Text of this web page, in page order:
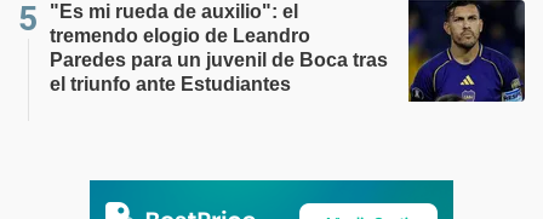
"Es mi rueda de auxilio": el
tremendo elogio de Leandro
Paredes para un juvenil de Boca tras
el triunfo ante Estudiantes